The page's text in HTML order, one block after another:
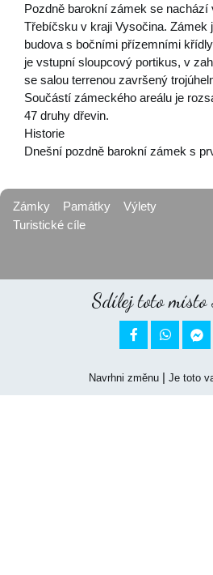
Pozdně barokní zámek se nachází
Třebíčsku v kraji Vysočina. Zámek
budova s bočními přízemními
je vstupní sloupcový portikus, v
se salou terrenou završený
Součástí zámeckého areálu je
47 druhy dřevin.
Historie
Dnešní pozdně barokní zámek s
Zámky Památky
Výlety
Turistické cíle
Sdílej toto
 
Navrhni změnu| Je toto